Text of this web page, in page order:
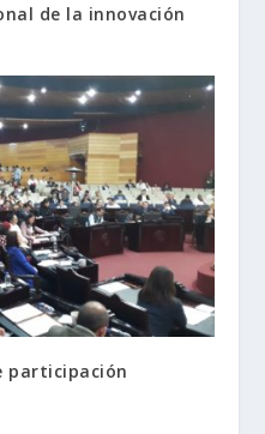
de la innovación
participación